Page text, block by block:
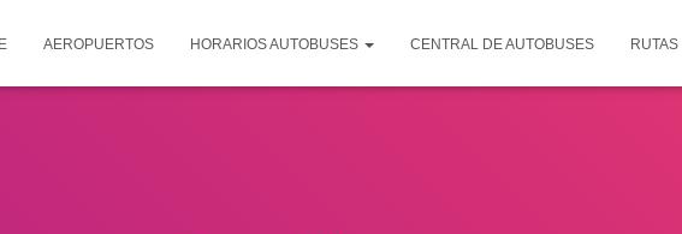
AEROPUERTOS HORARIOS AUTOBUSES CENTRAL DE AUTOBUSES RUTAS